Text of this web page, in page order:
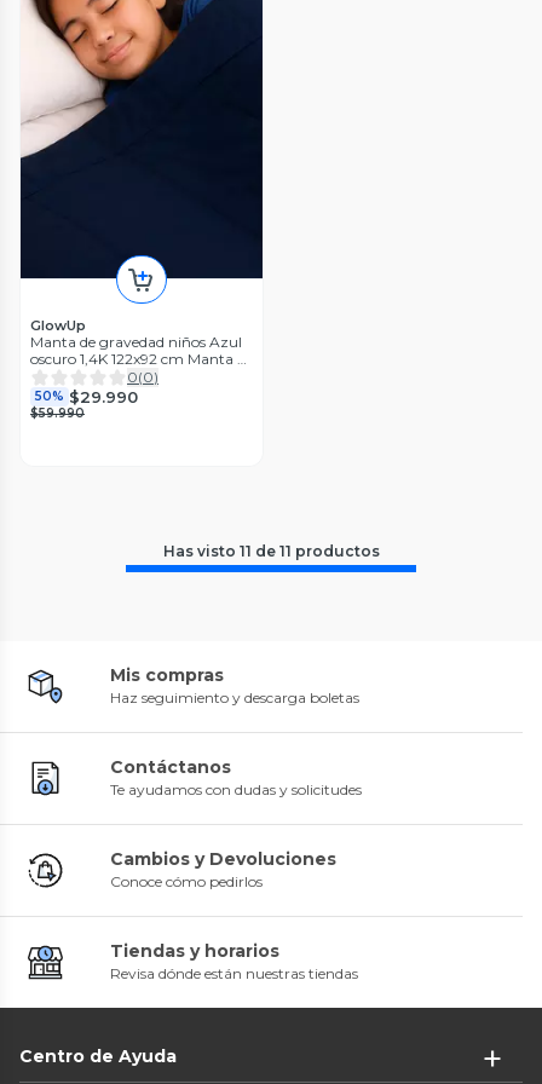
GlowUp
Manta de gravedad niños Azul
oscuro 1,4K 122x92 cm Manta de
Peso GlowUp 0(0)
50% $29.990
$59.990
Has visto 11 de 11 productos
Mis compras
Haz seguimiento y descarga boletas
Contáctanos
Te ayudamos con dudas y solicitudes
Cambios y Devoluciones
Conoce cómo pedirlos
Tiendas y horarios
Revisa dónde están nuestras tiendas
Centro de Ayuda